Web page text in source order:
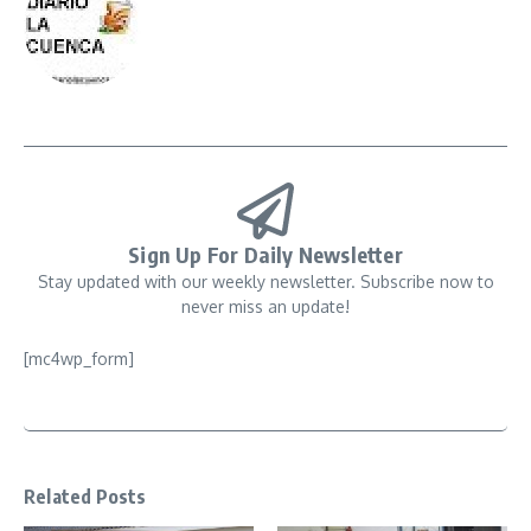
Sign Up For Daily Newsletter
Stay updated with our weekly newsletter. Subscribe now to
never miss an update!
[mc4wp_form]
Related Posts